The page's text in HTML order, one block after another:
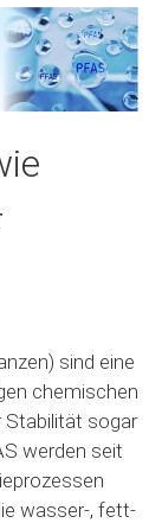
sind eine
chemischen
Stabilität sogar
werden seit
wasser-, fett-